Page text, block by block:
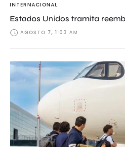
INTERNACIONAL
Estados Unidos tramita
AGOSTO 7, 1:03 AM